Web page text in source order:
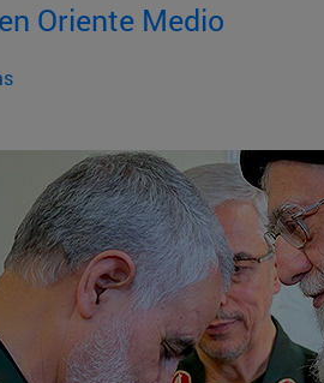
Oriente Medio